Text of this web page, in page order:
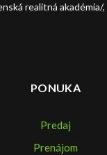
realitná akadémia/
PONUKA
Predaj
Prenájom